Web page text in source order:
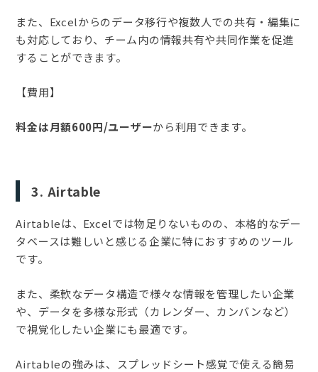
また、Excelからのデータ移行や複数人での共有・編集に
も対応しており、チーム内の情報共有や共同作業を促進
することができます。
【費用】
料金は月額600円/ユーザーから利用できます。
3. Airtable
Airtableは、Excelでは物足りないものの、本格的なデー
タベースは難しいと感じる企業に特におすすめのツール
です。
また、柔軟なデータ構造で様々な情報を管理したい企業
や、データを多様な形式（カレンダー、カンバンなど）
で視覚化したい企業にも最適です。
Airtableの強みは、スプレッドシート感覚で使える簡易